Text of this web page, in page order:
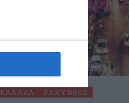
ΕΛΛΆΔΑ ΖΆΚΥΝΘΟΣ